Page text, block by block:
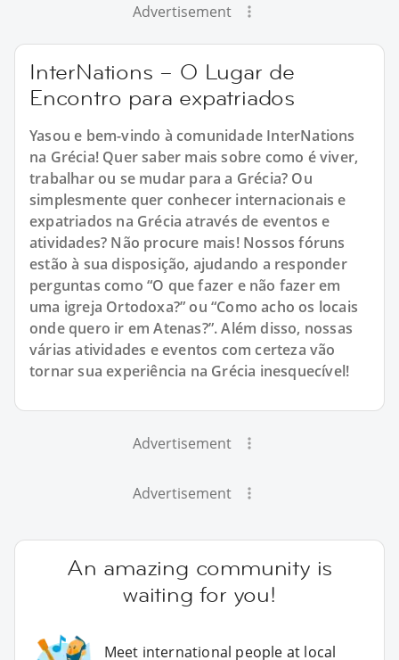
Advertisement
InterNations – O Lugar de
Encontro para expatriados
Yasou e bem-vindo à comunidade InterNations
na Grécia! Quer saber mais sobre como é viver,
trabalhar ou se mudar para a Grécia? Ou
simplesmente quer conhecer internacionais e
expatriados na Grécia através de eventos e
atividades? Não procure mais! Nossos fóruns
estão à sua disposição, ajudando a responder
perguntas como “O que fazer e não fazer em
uma igreja Ortodoxa?” ou “Como acho os locais
onde quero ir em Atenas?”. Além disso, nossas
várias atividades e eventos com certeza vão
tornar sua experiência na Grécia inesquecível!
Advertisement
Advertisement
An amazing community is
waiting for you!
Meet international people at local